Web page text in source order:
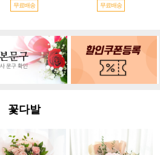
무료배송 무료배송
꽃다발